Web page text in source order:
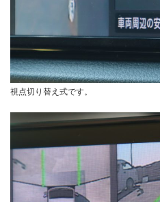
視点切り替え式です。